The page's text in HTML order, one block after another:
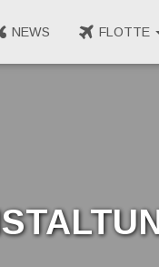
NEWS FLOTTE